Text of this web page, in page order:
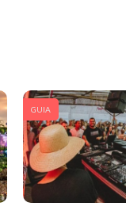
GUIA